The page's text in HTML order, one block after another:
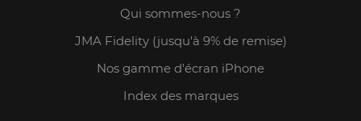
Qui sommes-nous ?
JMA Fidelity (jusqu'à 9% de remise)
Nos gamme d'écran iPhone
Index des marques